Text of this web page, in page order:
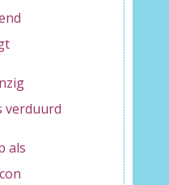
verduurd
als